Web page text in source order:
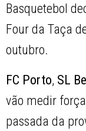
Basquetebol
Four da Taça
outubro.
FC Porto, SL
vão medir
passada da